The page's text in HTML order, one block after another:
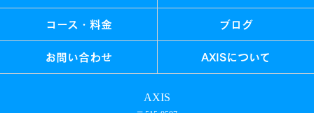
コース・料金 ブログ
お問い合わせ AXISについて
AXIS